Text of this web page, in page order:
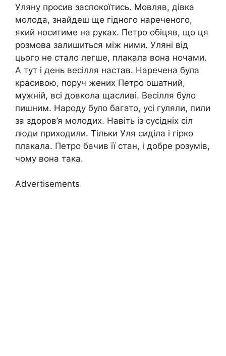
Уляну просив заспокоїтись. Мовляв, дівка
молода, знайдеш ще гідного нареченого,
який носитиме на руках. Петро обіцяв, що ця
розмова залишиться між ними. Уляні від
цього не стало легше, плакала вона ночами.
А тут і день весілля настав. Наречена була
красивою, поруч жених Петро ошатний,
мужній, всі довкола щасливі. Весілля було
пишним. Народу було багато, усі гуляли, пили
за здоров’я молодих. Навіть із сусідніх сіл
люди приходили. Тільки Уля сиділа і гірко
плакала. Петро бачив її стан, і добре розумів,
чому вона така.
Advertisements